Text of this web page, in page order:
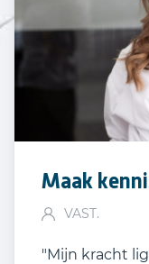
Maak
VAST.
"Mijn kracht